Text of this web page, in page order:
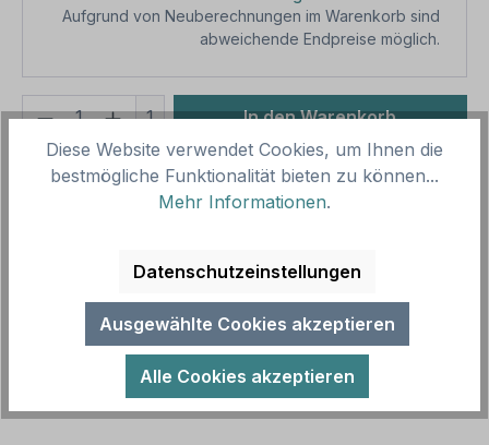
Aufgrund von Neuberechnungen im Warenkorb sind
abweichende Endpreise möglich.
Produkt Anzahl: Gib den gewünschten
1 In den Warenkorb
Produktnummer:SH15910.11
Vorlagenummer: TX-A-349
Beschreibung
Schild Keep Out - in sechs Farbvarianten.
Textschilder sind Hinweisschilder mit reinen
Textinhalten in zahlreichen Größen un…Mehr
Diese Website verwendet Cookies, um Ihnen die
bestmögliche Funktionalität bieten zu können...
Mehr Informationen.
Datenschutzeinstellungen
Ausgewählte Cookies akzeptieren
Alle Cookies akzeptieren